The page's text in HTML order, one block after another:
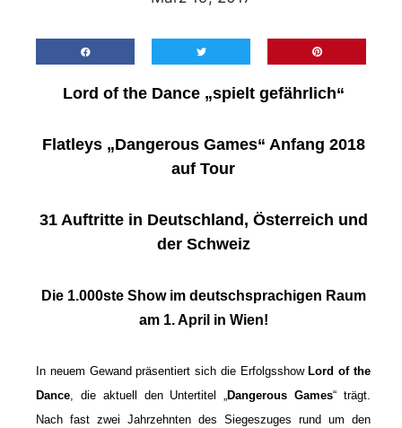
Lord of the Dance „spielt gefährlich“
Flatleys „Dangerous Games“ Anfang 2018
auf Tour
31 Auftritte in Deutschland, Österreich und
der Schweiz
Die 1.000ste Show im deutschsprachigen Raum
am 1. April in Wien!
In neuem Gewand präsentiert sich die Erfolgsshow Lord of the
Dance, die aktuell den Untertitel „Dangerous Games“ trägt.
Nach fast zwei Jahrzehnten des Siegeszuges rund um den